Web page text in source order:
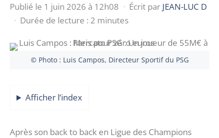
Publié le 1 juin 2026 à 12h08 · Écrit par JEAN-LUC D
· Durée de lecture : 2 minutes
© Photo : Luis Campos, Directeur Sportif du PSG
Afficher l’index
Après son back to back en Ligue des Champions